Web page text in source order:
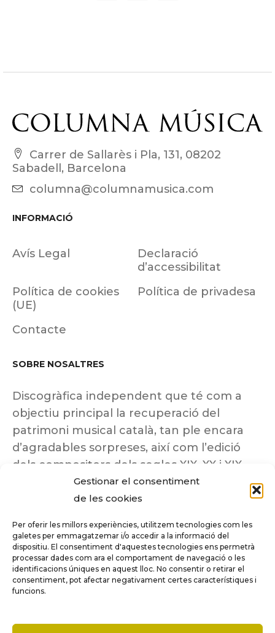
Gestionar el consentiment
de les cookies
Per oferir les millors experiències, utilitzem tecnologies com les
galetes per emmagatzemar i/o accedir a la informació del
dispositiu. El consentiment d'aquestes tecnologies ens permetrà
processar dades com ara el comportament de navegació o les
identificacions úniques en aquest lloc. No consentir o retirar el
consentiment, pot afectar negativament certes característiques i
funcions.
Carrer de Sallarès i Pla, 131, 08202
Sabadell, Barcelona
columna@columnamusica.com
INFORMACIÓ
Avís Legal
Declaració
d’accessibilitat
Política de cookies
(UE)
Política de privadesa
Contacte
SOBRE NOSALTRES
Discogràfica independent que té com a
objectiu principal la recuperació del
patrimoni musical català, tan ple encara
d’agradables sorpreses, així com l’edició
dels compositors dels segles XIX, XX i XIX
insuficientment coneguts.
Tots els drets reservats a ©Columna
Música.
COMPARE (0)